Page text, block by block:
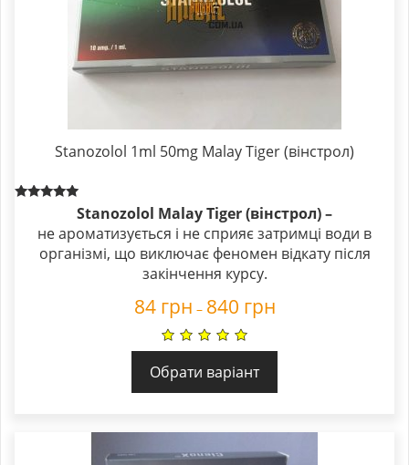
Stanozolol 1ml 50mg Malay Tiger (вінстрол)
out of 5
Stanozolol Malay Tiger (вінстрол) –
не ароматизується і не сприяє затримці води в
організмі, що виключає феномен відкату після
закінчення курсу.
84 грн – 840 грн
Обрати варіант